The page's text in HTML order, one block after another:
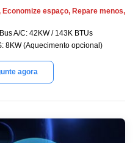
espaço, Repare menos,
A/C: 42KW / 143K BTUs
8KW (Aquecimento opcional)
agora